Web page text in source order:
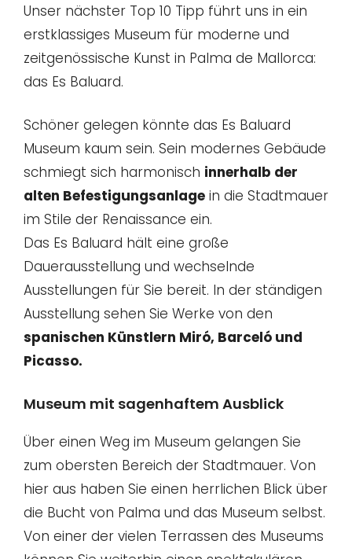
Unser nächster Top 10 Tipp führt uns in ein
erstklassiges Museum für moderne und
zeitgenössische Kunst in Palma de Mallorca:
das Es Baluard.
Schöner gelegen könnte das Es Baluard
Museum kaum sein. Sein modernes Gebäude
schmiegt sich harmonisch innerhalb der
alten Befestigungsanlage in die Stadtmauer
im Stile der Renaissance ein.
Das Es Baluard hält eine große
Dauerausstellung und wechselnde
Ausstellungen für Sie bereit. In der ständigen
Ausstellung sehen Sie Werke von den
spanischen Künstlern Miró, Barceló und
Picasso.
Museum mit sagenhaftem Ausblick
Über einen Weg im Museum gelangen Sie
zum obersten Bereich der Stadtmauer. Von
hier aus haben Sie einen herrlichen Blick über
die Bucht von Palma und das Museum selbst.
Von einer der vielen Terrassen des Museums